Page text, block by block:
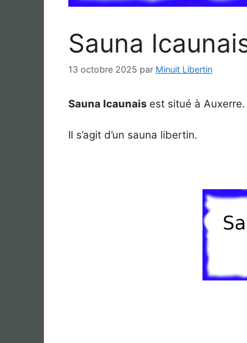
Sauna
13 octobre 2025 par Minuit Libertin
Sauna Icaunais est situé à Auxerre.
Il s’agit d’un sauna libertin.